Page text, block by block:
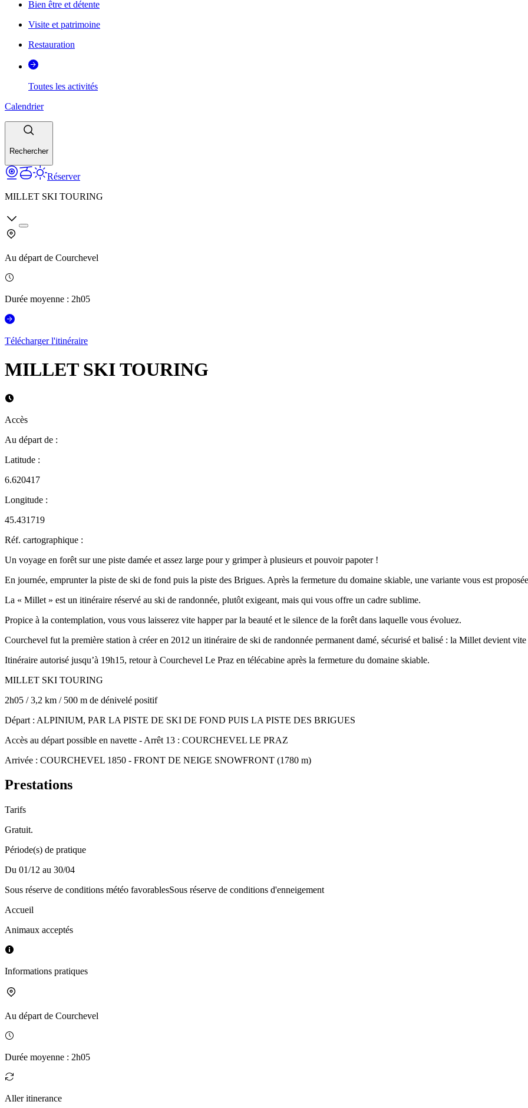
Bien être et détente
Visite et patrimoine
Restauration
Toutes les activités
Calendrier
Rechercher
Réserver
MILLET SKI TOURING
Au départ de Courchevel
Durée moyenne : 2h05
Télécharger l'itinéraire
MILLET SKI TOURING
Accès
Au départ de :
Latitude :
6.620417
Longitude :
45.431719
Réf. cartographique :
Un voyage en forêt sur une piste damée et assez large pour y grimper à plusieurs et pouvoir papoter !
En journée, emprunter la piste de ski de fond puis la piste des Brigues. Après la fermeture du domaine skiable, une variante vous est
La « Millet » est un itinéraire réservé au ski de randonnée, plutôt exigeant, mais qui vous offre un cadre sublime.
Propice à la contemplation, vous vous laisserez vite happer par la beauté et le silence de la forêt dans laquelle vous évoluez.
Courchevel fut la première station à créer en 2012 un itinéraire de ski de randonnée permanent damé, sécurisé et balisé : la Millet devient
Itinéraire autorisé jusqu’à 19h15, retour à Courchevel Le Praz en télécabine après la fermeture du domaine skiable.
MILLET SKI TOURING
2h05 / 3,2 km / 500 m de dénivelé positif
Départ : ALPINIUM, PAR LA PISTE DE SKI DE FOND PUIS LA PISTE DES BRIGUES
Accès au départ possible en navette - Arrêt 13 : COURCHEVEL LE PRAZ
Arrivée : COURCHEVEL 1850 - FRONT DE NEIGE SNOWFRONT (1780 m)
Prestations
Tarifs
Gratuit.
Période(s) de pratique
Du 01/12 au 30/04
Sous réserve de conditions météo favorablesSous réserve de conditions d'enneigement
Accueil
Animaux acceptés
Informations pratiques
Au départ de Courchevel
Durée moyenne : 2h05
Aller itinerance